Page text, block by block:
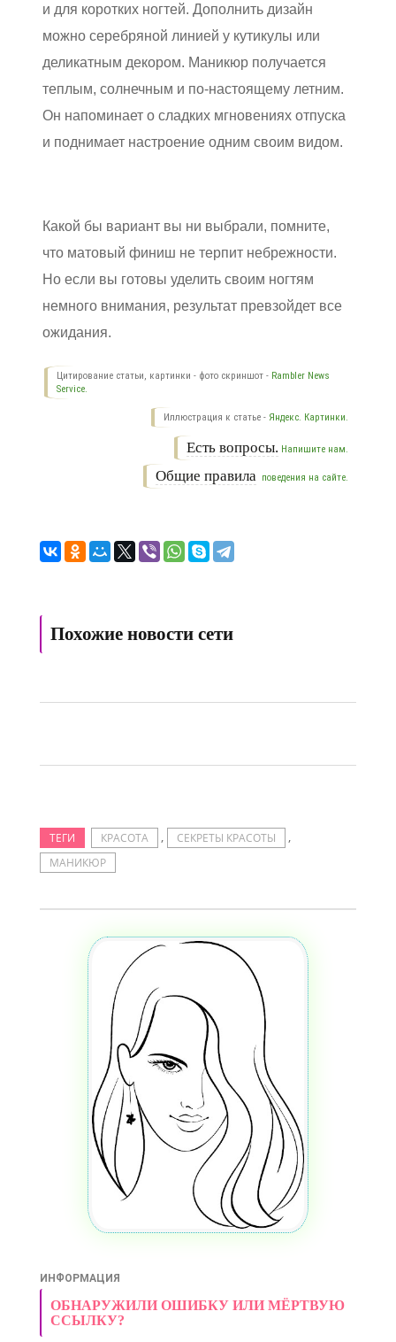
и для коротких ногтей. Дополнить дизайн
можно серебряной линией у кутикулы или
деликатным декором. Маникюр получается
теплым, солнечным и по-настоящему летним.
Он напоминает о сладких мгновениях отпуска
и поднимает настроение одним своим видом.
Какой бы вариант вы ни выбрали, помните,
что матовый финиш не терпит небрежности.
Но если вы готовы уделить своим ногтям
немного внимания, результат превзойдет все
ожидания.
Цитирование статьи, картинки - фото скриншот - Rambler News
Service.
Иллюстрация к статье - Яндекс. Картинки.
Есть вопросы. Напишите нам.
Общие правила поведения на сайте.
Похожие новости сети
ТЕГИ КРАСОТА , СЕКРЕТЫ КРАСОТЫ ,
МАНИКЮР
ИНФОРМАЦИЯ
ОБНАРУЖИЛИ ОШИБКУ ИЛИ МЁРТВУЮ
ССЫЛКУ?